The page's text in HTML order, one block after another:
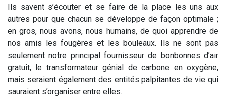
Ils savent s’écouter et se faire de la place les uns aux
autres pour que chacun se développe de façon optimale ;
en gros, nous avons, nous humains, de quoi apprendre de
nos amis les fougères et les bouleaux. Ils ne sont pas
seulement notre principal fournisseur de bonbonnes d’air
gratuit, le transformateur génial de carbone en oxygène,
mais seraient également des entités palpitantes de vie qui
sauraient s’organiser entre elles.